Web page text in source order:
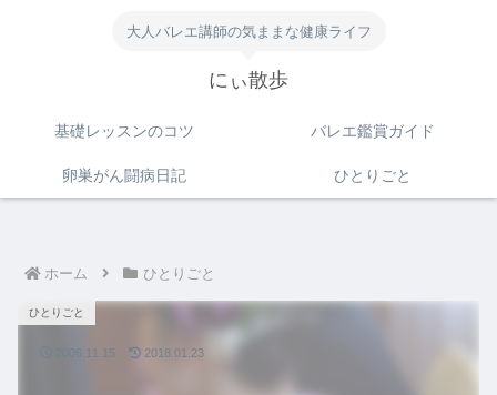
大人バレエ講師の気ままな健康ライフ
にぃ散歩
基礎レッスンのコツ バレエ鑑賞ガイド
卵巣がん闘病日記 ひとりごと
ホーム ひとりごと
ひとりごと
2006.11.15 2018.01.23